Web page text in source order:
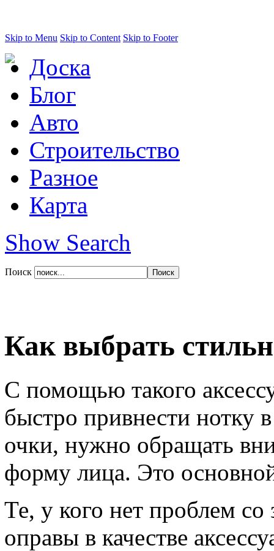
Skip to Menu Skip to Content Skip to Footer
Доска
Блог
Авто
Строительство
Разное
Карта
Show Search
Поиск
Как выбрать
С помощью такого
быстро привнести нотку
очки, нужно обращать
форму лица. Это
Те, у кого нет проблем
оправы в качестве